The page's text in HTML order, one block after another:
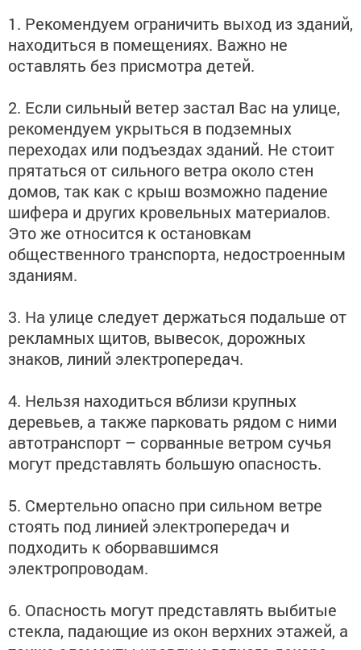
1. Рекомендуем ограничить выход из зданий,
находиться в помещениях. Важно не
оставлять без присмотра детей.
2. Если сильный ветер застал Вас на улице,
рекомендуем укрыться в подземных
переходах или подъездах зданий. Не стоит
прятаться от сильного ветра около стен
домов, так как с крыш возможно падение
шифера и других кровельных материалов.
Это же относится к остановкам
общественного транспорта, недостроенным
зданиям.
3. На улице следует держаться подальше от
рекламных щитов, вывесок, дорожных
знаков, линий электропередач.
4. Нельзя находиться вблизи крупных
деревьев, а также парковать рядом с ними
автотранспорт – сорванные ветром сучья
могут представлять большую опасность.
5. Смертельно опасно при сильном ветре
стоять под линией электропередач и
подходить к оборвавшимся
электропроводам.
6. Опасность могут представлять выбитые
стекла, падающие из окон верхних этажей, а